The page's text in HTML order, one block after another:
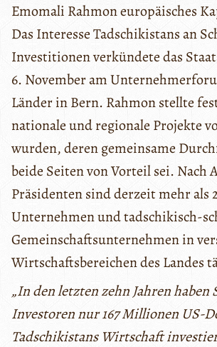
Emomali Rahmon europäisches
Das Interesse Tadschikistans an
Investitionen verkündete das
6. November am
Länder in Bern. Rahmon stellte
nationale und regionale Projekte
wurden, deren gemeinsame
beide Seiten von Vorteil sei. Nach
Präsidenten sind derzeit mehr als
Unternehmen und tadschikisch-
Gemeinschaftsunternehmen in
Wirtschaftsbereichen des Landes
„In den letzten zehn Jahren haben
Investoren nur 167 Millionen US-
Tadschikistans Wirtschaft